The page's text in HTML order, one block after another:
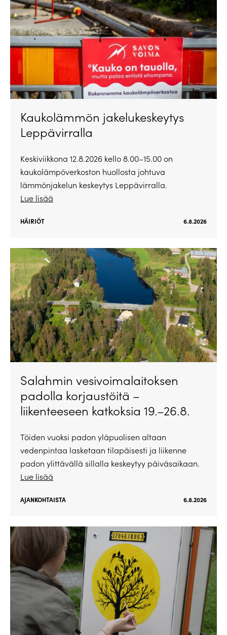
Kaukolämmön jakelukeskeytys
Leppävirralla
Keskiviikkona 12.8.2026 kello 8.00–15.00 on
kaukolämpöverkoston huollosta johtuva
lämmönjakelun keskeytys Leppävirralla.
Lue lisää
HÄIRIÖT 6.8.2026
Salahmin vesivoimalaitoksen
padolla korjaustöitä –
liikenteeseen katkoksia 19.–26.8.
Töiden vuoksi padon yläpuolisen altaan
vedenpintaa lasketaan tilapäisesti ja liikenne
padon ylittävällä sillalla keskeytyy päiväsaikaan.
Lue lisää
AJANKOHTAISTA 6.8.2026